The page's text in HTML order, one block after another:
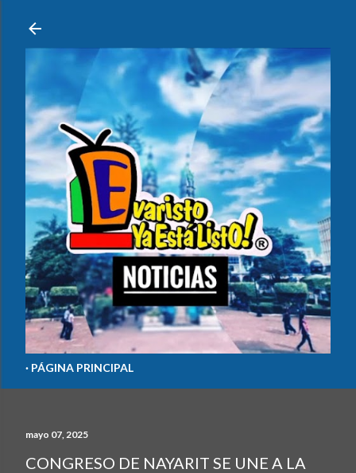
PÁGINA PRINCIPAL
mayo 07, 2025
CONGRESO DE NAYARIT SE UNE A LA